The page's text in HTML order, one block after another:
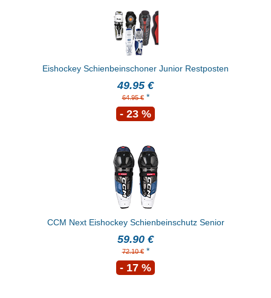
Eishockey Schienbeinschoner Junior Restposten
49.95 €
64.95 €*
- 23 %
CCM Next Eishockey Schienbeinschutz Senior
59.90 €
72.10 €*
- 17 %